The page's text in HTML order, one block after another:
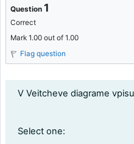
Question 1
Correct
Mark 1.00 out of 1.00
Flag question
Question text
V Veitcheve diagrame
Question 1
Select one: